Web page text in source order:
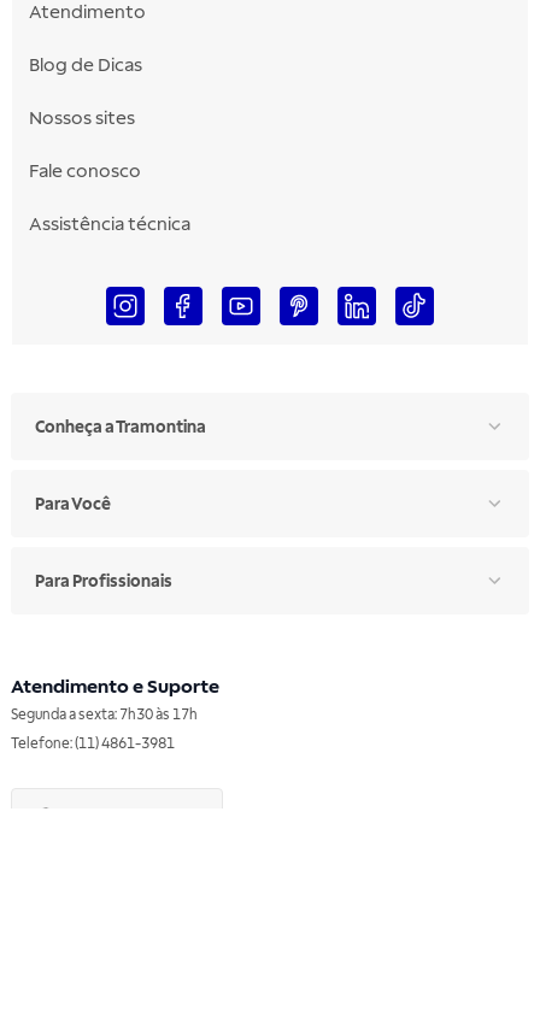
Atendimento
Blog de Dicas
Nossos sites
Fale conosco
Assistência técnica
Conheça a Tramontina
Para Você
Para Profissionais
Atendimento e Suporte
Segunda a sexta: 7h30 às 17h
Telefone: (11) 4861-3981